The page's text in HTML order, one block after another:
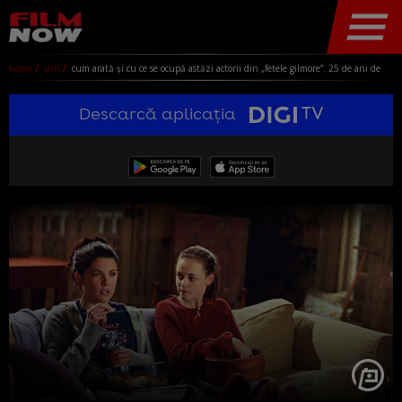
home stiri cum arată și cu ce se ocupă astăzi actorii din „fetele gilmore”. 25 de ani de la premiera serialului fenomen „gilmore girls”
Descarcă aplicația